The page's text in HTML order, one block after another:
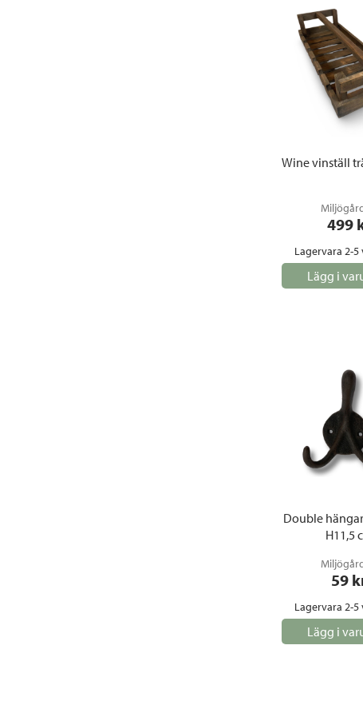
Wine vinställ
499
Lagervara 2-
Lägg i
Double
H11,5
59
Lagervara 2-
Lägg i